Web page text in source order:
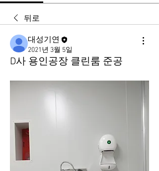
뒤로
대성기연
2021년 3월 5일
D사 용인공장 클린룸 준공